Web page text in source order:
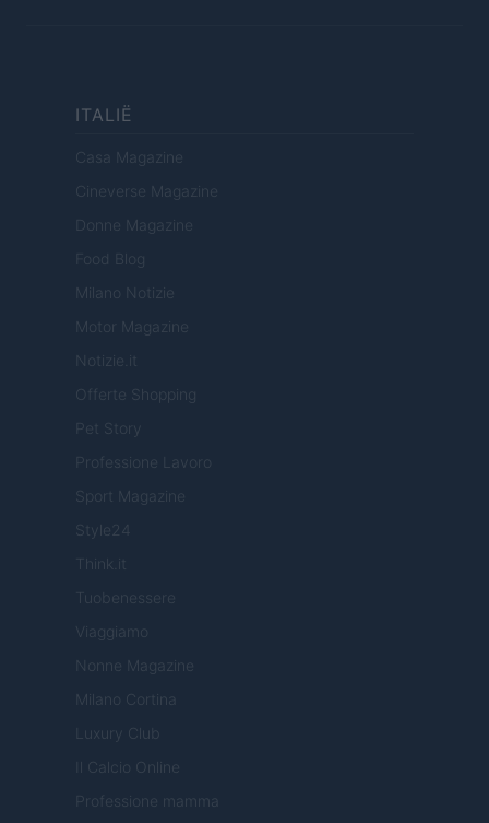
ITALIË
Casa Magazine
Cineverse Magazine
Donne Magazine
Food Blog
Milano Notizie
Motor Magazine
Notizie.it
Offerte Shopping
Pet Story
Professione Lavoro
Sport Magazine
Style24
Think.it
Tuobenessere
Viaggiamo
Nonne Magazine
Milano Cortina
Luxury Club
Il Calcio Online
Professione mamma